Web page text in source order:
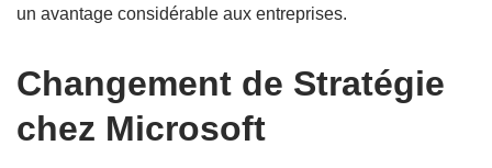
un avantage considérable aux entreprises.
Changement de Stratégie
chez Microsoft